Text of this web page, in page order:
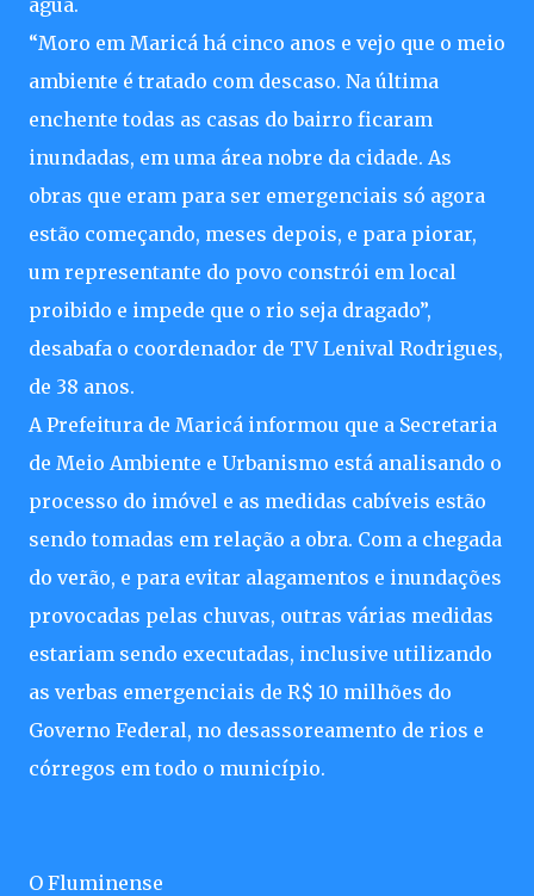
água.
“Moro em Maricá há cinco anos e vejo que o meio
ambiente é tratado com descaso. Na última
enchente todas as casas do bairro ficaram
inundadas, em uma área nobre da cidade. As
obras que eram para ser emergenciais só agora
estão começando, meses depois, e para piorar,
um representante do povo constrói em local
proibido e impede que o rio seja dragado”,
desabafa o coordenador de TV Lenival Rodrigues,
de 38 anos.
A Prefeitura de Maricá informou que a Secretaria
de Meio Ambiente e Urbanismo está analisando o
processo do imóvel e as medidas cabíveis estão
sendo tomadas em relação a obra. Com a chegada
do verão, e para evitar alagamentos e inundações
provocadas pelas chuvas, outras várias medidas
estariam sendo executadas, inclusive utilizando
as verbas emergenciais de R$ 10 milhões do
Governo Federal, no desassoreamento de rios e
córregos em todo o município.
O Fluminense